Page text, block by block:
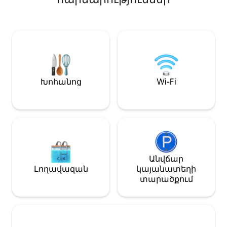
մինչև Մահունիի լողափ 22 րոպե
ողջունելու համար ։
Ընդհանուր
մասնավոր
մահճակալ
(սառնարան,
վառարան)
Ինքնուրույն
համար
2 շուն)
Խոհանոց Wi-Fi
Լողավազան
Անվճար
կայանատեղի
տարածքում